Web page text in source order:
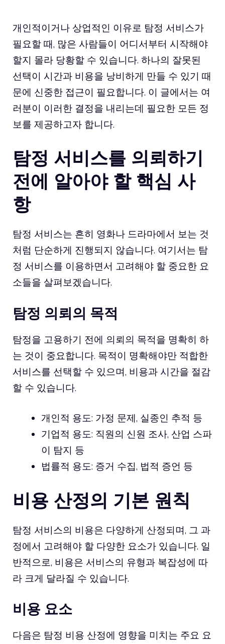
개인적이거나 상업적인 이유로 탐정 서비스가
필요할 때, 많은 사람들이 어디서부터 시작해야
할지 몰라 당황할 수 있습니다. 하나의 잘못된
선택이 시간과 비용을 낭비하게 만들 수 있기 때
문에 신중한 접근이 필요합니다. 이 글에서는 여
러분이 이러한 결정을 내리는데 필요한 모든 정
보를 제공하고자 합니다.
탐정 서비스를 의뢰하기
전에 알아야 할 핵심 사
항
탐정 서비스는 흔히 영화나 드라마에서 보는 것
처럼 단순하게 진행되지 않습니다. 여기서는 탐
정 서비스를 이용하면서 고려해야 할 중요한 요
소들을 살펴보겠습니다.
탐정 의뢰의 목적
탐정을 고용하기 전에 의뢰의 목적을 명확히 하
는 것이 중요합니다. 목적이 명확해야만 적합한
서비스를 선택할 수 있으며, 비용과 시간을 절감
할 수 있습니다.
개인적 용도: 가정 문제, 실종인 추적 등
기업적 용도: 직원의 신원 조사, 산업 스파
이 탐지 등
법률적 용도: 증거 수집, 법적 증언 등
비용 산정의 기본 원칙
탐정 서비스의 비용은 다양하게 산정되며, 그 과
정에서 고려해야 할 다양한 요소가 있습니다. 일
반적으로, 비용은 서비스의 유형과 복잡성에 따
라 크게 달라질 수 있습니다.
비용 요소
다음은 탐정 비용 산정에 영향을 미치는 주요 요